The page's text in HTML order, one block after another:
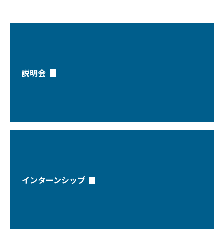
説明会
インターンシップ